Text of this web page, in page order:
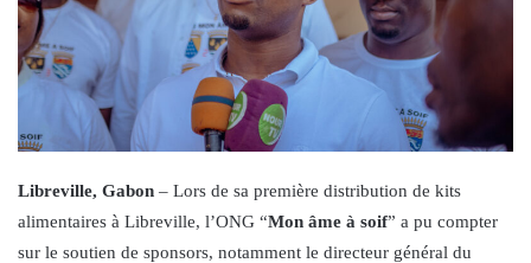
Libreville, Gabon – Lors de sa première distribution de kits
alimentaires à Libreville, l’ONG “Mon âme à soif” a pu compter
sur le soutien de sponsors, notamment le directeur général du